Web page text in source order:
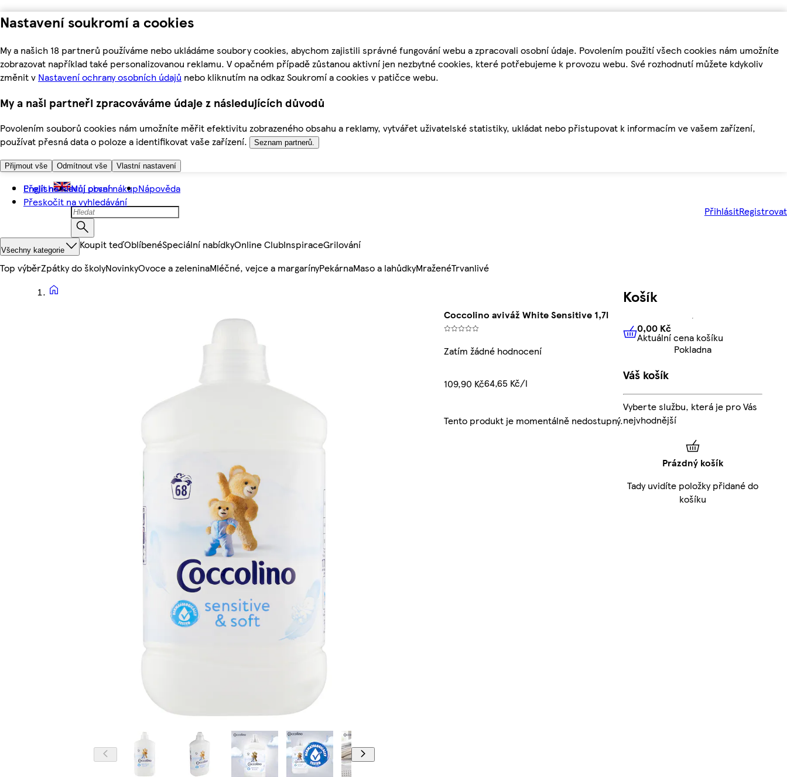
Nastavení soukromí a cookies
My a našich 18 partnerů používáme nebo ukládáme soubory cookies, abychom zajistili správné fungování webu a zpracovali osobní údaje. Povolením použití všech cookies nám umožníte
zobrazovat například také personalizovanou reklamu. V opačném případě zůstanou aktivní jen nezbytné cookies, které potřebujeme k provozu webu. Své rozhodnutí můžete kdykoliv
změnit v Nastavení ochrany osobních údajů nebo kliknutím na odkaz Soukromí a cookies v patičce webu.
My a naši partneři zpracováváme údaje z následujících důvodů
Povolením souborů cookies nám umožníte měřit efektivitu zobrazeného obsahu a reklamy, vytvářet uživatelské statistiky, ukládat nebo přistupovat k informacím ve vašem zařízení,
používat přesná data o poloze a identifikovat vaše zařízení.
Seznam partnerů.
Přijmout vše Odmítnout vše Vlastní nastavení
Přejít na hlavní obsah
Přeskočit na vyhledávání
English Můj první nákupNápověda
PřihlásitRegistrovat
Všechny kategorie Koupit teďOblíbenéSpeciální nabídkyOnline ClubInspiraceGrilování
Top výběrZpátky do školyNovinkyOvoce a zeleninaMléčné, vejce a margarínyPekárnaMaso a lahůdkyMraženéTrvanlivé
Coccolino aviváž White Sensitive 1,7l
Zatím žádné hodnocení
109,90 Kč64,65 Kč/l
Tento produkt je momentálně nedostupný.
Košík
0,00 KčAktuální cena košíku
0,00 Kč
Aktuální cena košíku
Pokladna
Váš košík
Vyberte službu, která je pro Vás
nejvhodnější
Prázdný košík
Tady uvidíte položky přidané do
košíku